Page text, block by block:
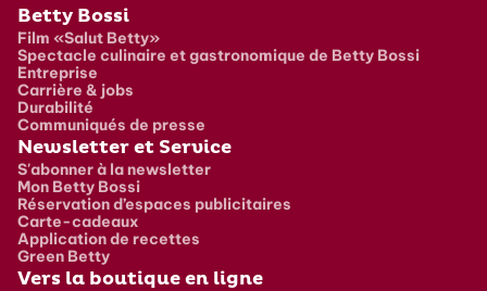
Pied de page
Betty Bossi
Film «Salut Betty»
Spectacle culinaire et gastronomique de Betty Bossi
Entreprise
Carrière & jobs
Durabilité
Communiqués de presse
Newsletter et Service
S'abonner à la newsletter
Mon Betty Bossi
Réservation d’espaces publicitaires
Carte-cadeaux
Application de recettes
Green Betty
Vers la boutique en ligne